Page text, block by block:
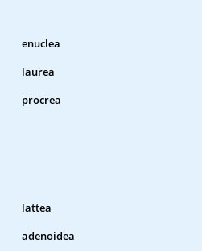
enuclea
laurea
procrea
lattea
adenoidea